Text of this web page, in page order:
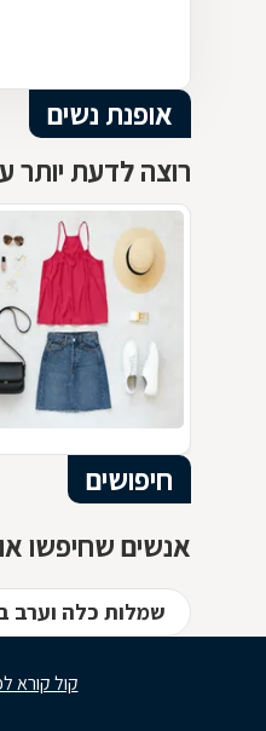
אופנת נשים
רוצה לדעת יותר
חיפושים
אנשים שחיפשו
שמלות כלה וערב
קול קורא